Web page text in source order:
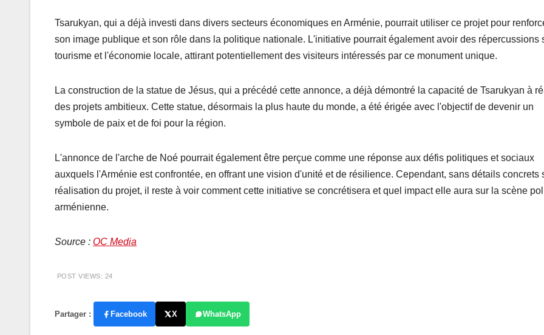
Tsarukyan, qui a déjà investi dans divers secteurs économiques en Arménie, pourrait utiliser ce projet pour
son image publique et son rôle dans la politique nationale. L'initiative pourrait également avoir des répercussions
tourisme et l'économie locale, attirant potentiellement des visiteurs intéressés par ce monument unique.
La construction de la statue de Jésus, qui a précédé cette annonce, a déjà démontré la capacité de Tsarukyan à
des projets ambitieux. Cette statue, désormais la plus haute du monde, a été érigée avec l'objectif de devenir un
symbole de paix et de foi pour la région.
L'annonce de l'arche de Noé pourrait également être perçue comme une réponse aux défis politiques et sociaux
auxquels l'Arménie est confrontée, en offrant une vision d'unité et de résilience. Cependant, sans détails concrets
réalisation du projet, il reste à voir comment cette initiative se concrétisera et quel impact elle aura sur la scène
arménienne.
Source : OC Media
POST VIEWS: 24
Partager : Facebook X WhatsApp